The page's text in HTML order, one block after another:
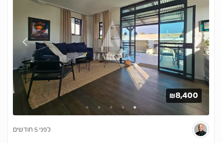
₪8,400
לפני 5 חודשים